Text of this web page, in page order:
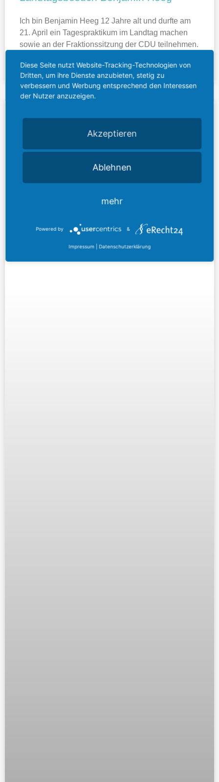
Ich bin Benjamin Heeg 12 Jahre alt und durfte am
21. April ein Tagespraktikum im Landtag machen
sowie an der Fraktionssitzung der CDU teilnehmen.
ZUM VOLLSTÄNDIGEN PRAKTIKUMSBERICHT »
Diese Seite nutzt Website-Tracking-Technologien von
Dritten, um ihre Dienste anzubieten, stetig zu
verbessern und Werbung entsprechend den Interessen
der Nutzer anzuzeigen.
Akzeptieren
Ablehnen
mehr
Powered by &
Impressum Datenschutzerklärung